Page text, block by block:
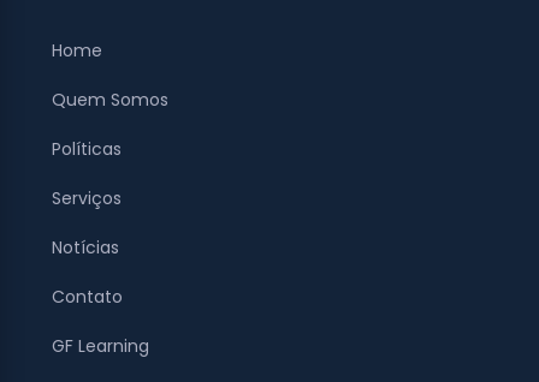
Home
Quem Somos
Políticas
Serviços
Notícias
Contato
GF Learning